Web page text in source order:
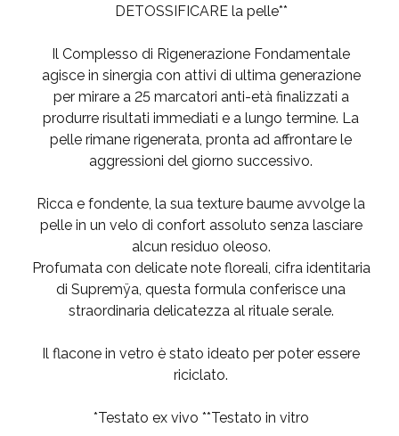
DETOSSIFICARE la pelle**
Il Complesso di Rigenerazione Fondamentale
agisce in sinergia con attivi di ultima generazione
per mirare a 25 marcatori anti-età finalizzati a
produrre risultati immediati e a lungo termine. La
pelle rimane rigenerata, pronta ad affrontare le
aggressioni del giorno successivo.
Ricca e fondente, la sua texture baume avvolge la
pelle in un velo di confort assoluto senza lasciare
alcun residuo oleoso.
Profumata con delicate note floreali, cifra identitaria
di Supremÿa, questa formula conferisce una
straordinaria delicatezza al rituale serale.
Il flacone in vetro è stato ideato per poter essere
riciclato.
*Testato ex vivo **Testato in vitro